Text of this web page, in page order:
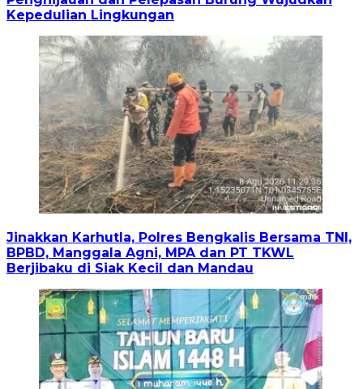
Kepedulian Lingkungan
Jinakkan Karhutla, Polres Bengkalis Bersama TNI,
BPBD, Manggala Agni, MPA dan PT TKWL
Berjibaku di Siak Kecil dan Mandau